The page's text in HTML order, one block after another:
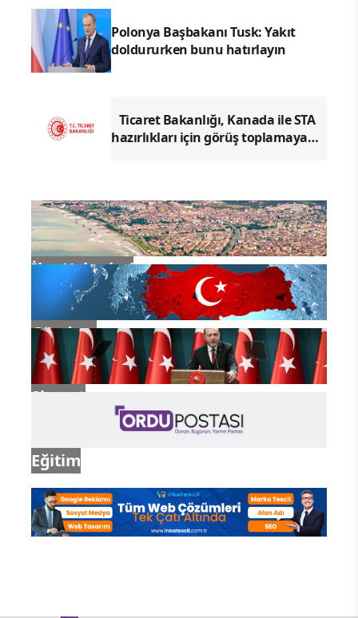
Polonya Başbakanı Tusk: Yakıt
doldururken bunu hatırlayın
Ticaret Bakanlığı, Kanada ile STA
hazırlıkları için görüş toplamaya
İlçe Haberleri
Gündem
Siyaset
Eğitim